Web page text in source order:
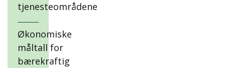
tjenesteområdene
Økonomiske
måltall for
bærekraftig